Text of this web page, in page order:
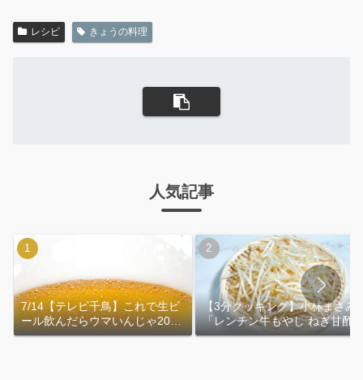
レシピ きょうの料理
人気記事
7/14【テレビ千鳥】これで生ビ
ール飲んだらウマいんじゃ2026
｜おおよその作り方
【3分クッキング】小林まさみ
「レンチン牛もやし ねぎ甘酢
れ」作り方